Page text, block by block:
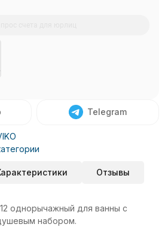
Telegram
Отзывы
однорычажный для ванны с
набором.